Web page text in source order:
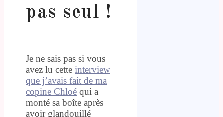
pas seul !
Je ne sais pas si vous
avez lu cette interview
que j’avais fait de ma
copine Chloé qui a
monté sa boîte après
avoir glandouillé